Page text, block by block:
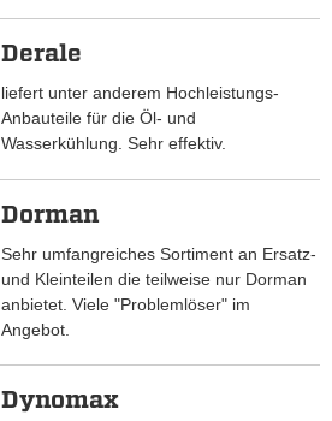
Derale
liefert unter anderem Hochleistungs-
Anbauteile für die Öl- und
Wasserkühlung. Sehr effektiv.
Dorman
Sehr umfangreiches Sortiment an Ersatz-
und Kleinteilen die teilweise nur Dorman
anbietet. Viele "Problemlöser" im
Angebot.
Dynomax